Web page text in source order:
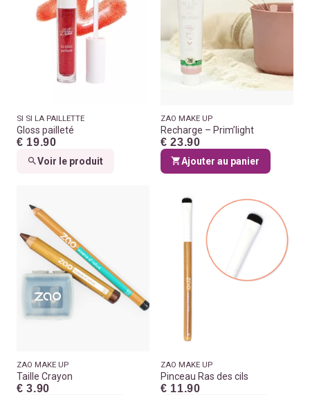
SI SI LA PAILLETTE
Gloss pailleté
€ 19.90
Voir le produit
ZAO MAKE UP
Recharge – Prim’light
€ 23.90
Ajouter au panier
ZAO MAKE UP
Taille Crayon
€ 3.90
ZAO MAKE UP
Pinceau Ras des cils
€ 11.90